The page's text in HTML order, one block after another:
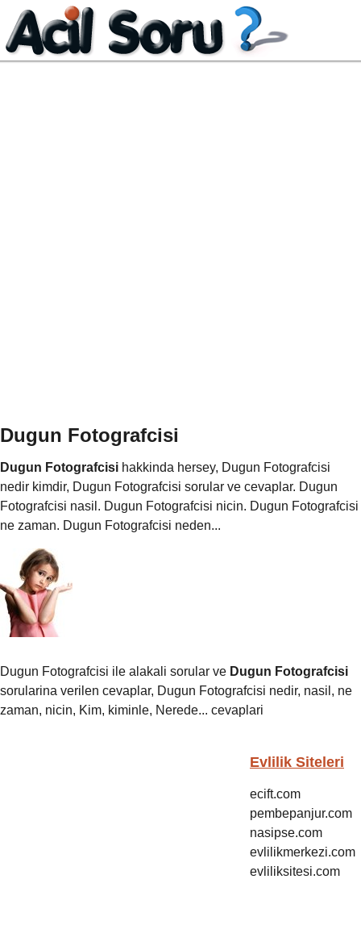
Dugun Fotografcisi
Dugun Fotografcisi hakkinda hersey, Dugun Fotografcisi
nedir kimdir, Dugun Fotografcisi sorular ve cevaplar. Dugun
Fotografcisi nasil. Dugun Fotografcisi nicin. Dugun Fotografcisi
ne zaman. Dugun Fotografcisi neden...
Dugun Fotografcisi ile alakali sorular ve Dugun Fotografcisi
sorularina verilen cevaplar, Dugun Fotografcisi nedir, nasil, ne
zaman, nicin, Kim, kiminle, Nerede... cevaplari
Evlilik Siteleri
ecift.com
pembepanjur.com
nasipse.com
evlilikmerkezi.com
evliliksitesi.com